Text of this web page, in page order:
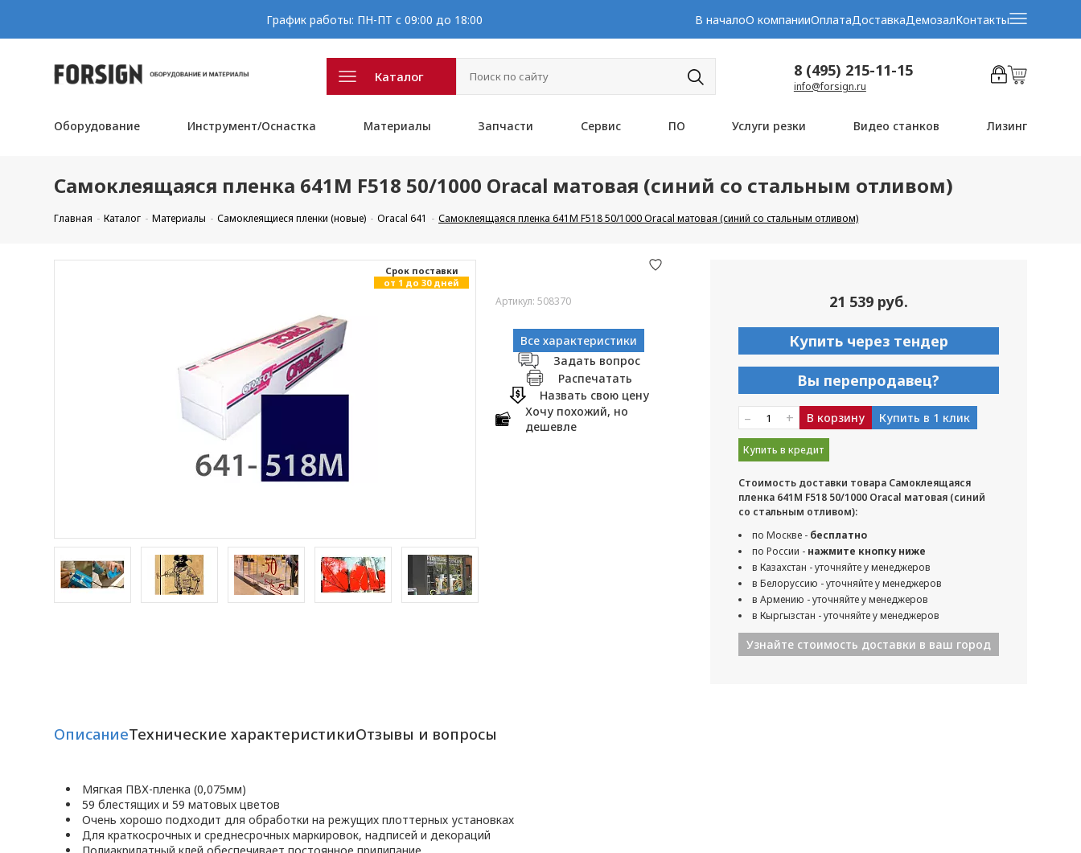
График работы: ПН-ПТ с 09:00 до 18:00 В началоО компанииОплатаДоставкаДемозалКонтакты
Каталог 8 (495) 215-11-15
info@forsign.ru
Оборудование Инструмент/Оснастка Материалы Запчасти Сервис ПО Услуги резки Видео станков Лизинг
Самоклеящаяся пленка 641M F518 50/1000 Oracal матовая (синий со стальным отливом)
Главная Каталог Материалы Самоклеящиеся пленки (новые) Oracal 641 Самоклеящаяся пленка 641M F518 50/1000 Oracal матовая (синий со стальным отливом)
Cрок поставки
от 1 до 30 дней
Артикул: 508370
Все характеристики
Задать вопрос
Распечатать
Назвать свою цену
Хочу похожий, но
дешевле
21 539 руб.
Купить через тендер
Вы перепродавец?
– + В корзину Купить в 1 клик
Купить в кредит
Стоимость доставки товара Самоклеящаяся
пленка 641M F518 50/1000 Oracal матовая (синий
со стальным отливом):
по Москве - бесплатно
по России - нажмите кнопку ниже
в Казахстан - уточняйте у менеджеров
в Белоруссию - уточняйте у менеджеров
в Армению - уточняйте у менеджеров
в Кыргызстан - уточняйте у менеджеров
Узнайте стоимость доставки в ваш город
ОписаниеТехнические характеристикиОтзывы и вопросы
Мягкая ПВХ-пленка (0,075мм)
59 блестящих и 59 матовых цветов
Очень хорошо подходит для обработки на режущих плоттерных установках
Для краткосрочных и среднесрочных маркировок, надписей и декораций